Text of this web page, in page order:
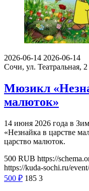
2026-06-14 2026-06-14
Сочи, ул. Театральная, 2
Мюзикл
малюток»
14 июня 2026 года в
«Незнайка в царстве
царство малюток.
500 RUB https://
https://kuda-sochi.ru/
500 ₽ 185 3